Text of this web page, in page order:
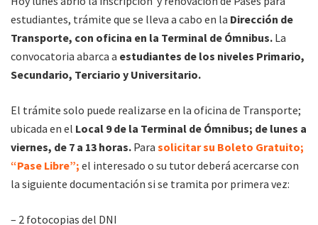
estudiantes, trámite que se lleva a cabo en la Dirección de
Transporte, con oficina en la Terminal de Ómnibus. La
convocatoria abarca a estudiantes de los niveles Primario,
Secundario, Terciario y Universitario.
El trámite solo puede realizarse en la oficina de Transporte;
ubicada en el Local 9 de la Terminal de Ómnibus; de lunes a
viernes, de 7 a 13 horas. Para solicitar su Boleto Gratuito;
“Pase Libre”; el interesado o su tutor deberá acercarse con
la siguiente documentación si se tramita por primera vez:
– 2 fotocopias del DNI